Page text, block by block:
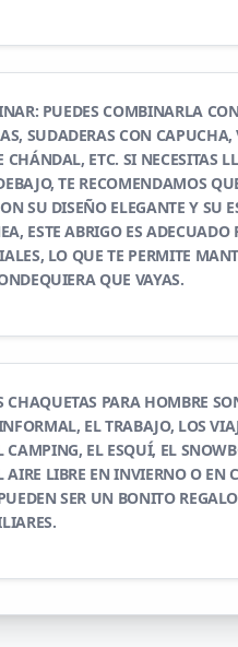
PUEDES COMBINARLA
SUDADERAS CON CAPUCHA,
CHÁNDAL, ETC. SI NECESITAS
TE RECOMENDAMOS
SU DISEÑO ELEGANTE Y SU
ESTE ABRIGO ES ADECUADO
LO QUE TE PERMITE
QUE VAYAS.
CHAQUETAS PARA HOMBRE
EL TRABAJO, LOS
CAMPING, EL ESQUÍ, EL
AIRE LIBRE EN INVIERNO O EN
SER UN BONITO